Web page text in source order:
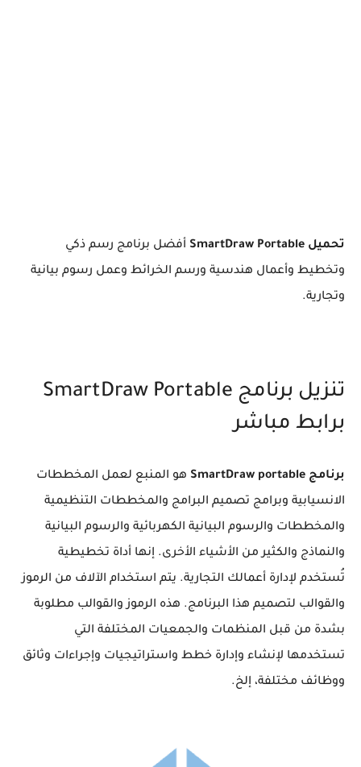
تحميل SmartDraw Portable
أفضل برنامج رسم ذكي
وتخطيط وأعمال هندسية ورسم الخرائط وعمل رسوم بيانية
وتجارية.
تنزيل برنامج SmartDraw Portable
برابط مباشر
برنامج SmartDraw portable
هو المنبع لعمل المخططات
الانسيابية وبرامج تصميم البرامج والمخططات التنظيمية
والمخططات والرسوم البيانية الكهربائية والرسوم البيانية
والنماذج والكثير من الأشياء الأخرى. إنها أداة تخطيطية
تُستخدم لإدارة أعمالك التجارية. يتم استخدام الآلاف من الرموز
والقوالب لتصميم هذا البرنامج. هذه الرموز والقوالب مطلوبة
بشدة من قبل المنظمات والجمعيات المختلفة التي
تستخدمها لإنشاء وإدارة خطط واستراتيجيات وإجراءات وثائق
ووظائف مختلفة، إلخ.